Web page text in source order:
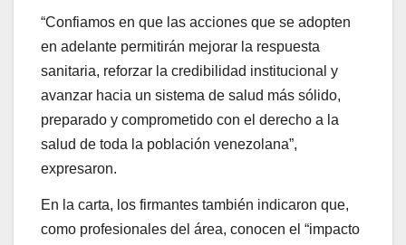
“Confiamos en que las acciones que se adopten
en adelante permitirán mejorar la respuesta
sanitaria, reforzar la credibilidad institucional y
avanzar hacia un sistema de salud más sólido,
preparado y comprometido con el derecho a la
salud de toda la población venezolana”,
expresaron.
En la carta, los firmantes también indicaron que,
como profesionales del área, conocen el “impacto